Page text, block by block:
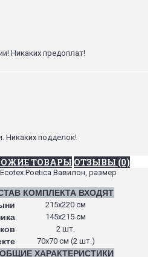
Никаких предоплат!
Никаких подделок!
ТОВАРЫ ОТЗЫВЫ (0)
Poetica Вавилон, размер
КОМПЛЕКТА ВХОДЯТ
215х220 см
145х215 см
2 шт.
70х70 см (2 шт.)
ОБЩИЕ ХАРАКТЕРИСТИКИ